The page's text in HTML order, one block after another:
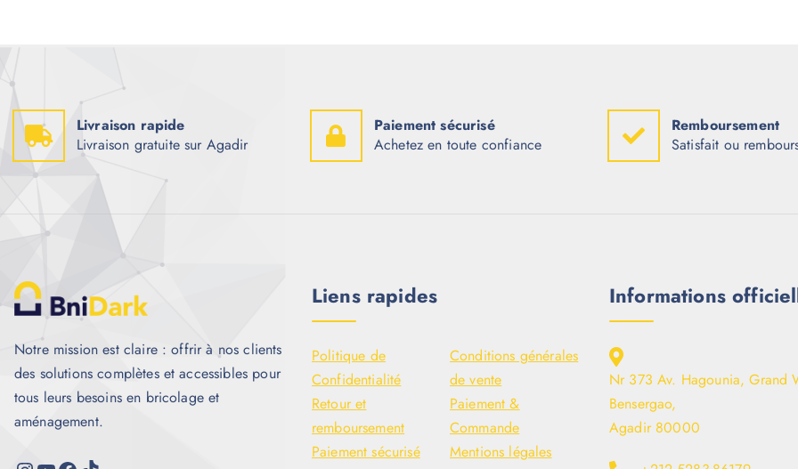
Livraison rapide
Livraison gratuite sur Agadir
Paiement sécurisé
Achetez en toute confiance
Remboursement
Satisfait ou
Notre mission est claire : offrir à nos clients
des solutions complètes et accessibles pour
tous leurs besoins en bricolage et
aménagement.
Liens rapides
Politique de
Confidentialité
Conditions générales
de vente
Retour et
remboursement
Paiement &
Commande
Paiement sécurisé
Mentions légales
Informations
Nr 373 Av. Hagounia, Grand
Bensergao,
Agadir 80000